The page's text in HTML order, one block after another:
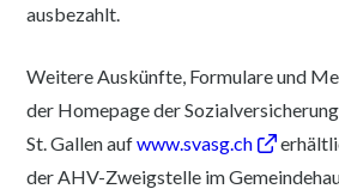
ausbezahlt.
Weitere Auskünfte, Formulare und
der Homepage der
St. Gallen aufwww.svasg.ch
der AHV-Zweigstelle im